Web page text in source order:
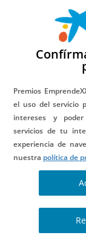
Premios
el uso del servicio
intereses y
servicios de tu
experiencia de
nuestra política de
BLOG